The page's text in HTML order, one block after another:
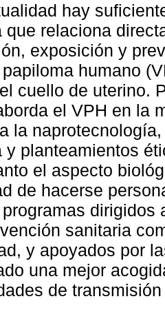
hay
que relaciona
exposición y
humano
cuello de uterino.
el VPH en la
la
y planteamientos
el aspecto
de hacerse
dirigidos
sanitaria
y apoyados por
una mejor
de